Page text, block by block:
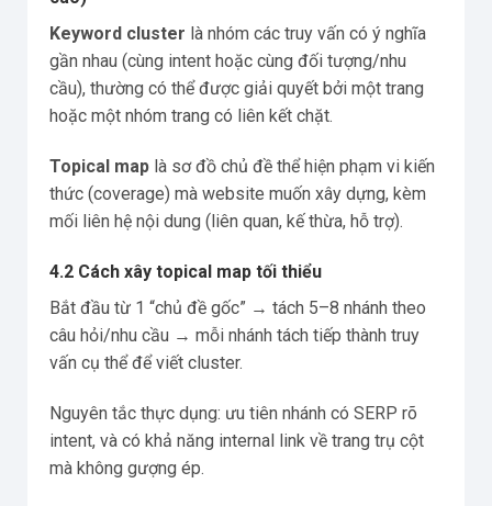
Keyword cluster là nhóm các truy vấn có ý nghĩa
gần nhau (cùng intent hoặc cùng đối tượng/nhu
cầu), thường có thể được giải quyết bởi một trang
hoặc một nhóm trang có liên kết chặt.
Topical map là sơ đồ chủ đề thể hiện phạm vi kiến
thức (coverage) mà website muốn xây dựng, kèm
mối liên hệ nội dung (liên quan, kế thừa, hỗ trợ).
4.2 Cách xây topical map tối thiểu
Bắt đầu từ 1 “chủ đề gốc” → tách 5–8 nhánh theo
câu hỏi/nhu cầu → mỗi nhánh tách tiếp thành truy
vấn cụ thể để viết cluster.
Nguyên tắc thực dụng: ưu tiên nhánh có SERP rõ
intent, và có khả năng internal link về trang trụ cột
mà không gượng ép.